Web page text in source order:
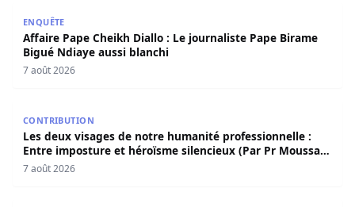
ENQUÊTE
Affaire Pape Cheikh Diallo : Le journaliste Pape Birame
Bigué Ndiaye aussi blanchi
7 août 2026
CONTRIBUTION
Les deux visages de notre humanité professionnelle :
Entre imposture et héroïsme silencieux (Par Pr Moussa
Seydi)
7 août 2026